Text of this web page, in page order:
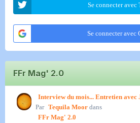
Se connecter avec
Se connecter avec
FFr Mag' 2.0
Interview du mois... Entretien
Par Tequila Moor dans
FFr Mag' 2.0